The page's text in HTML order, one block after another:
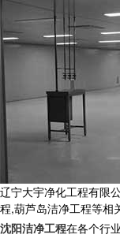
辽宁大宇净化工程有限
程,葫芦岛洁净工程等相
沈阳洁净工程在各个行